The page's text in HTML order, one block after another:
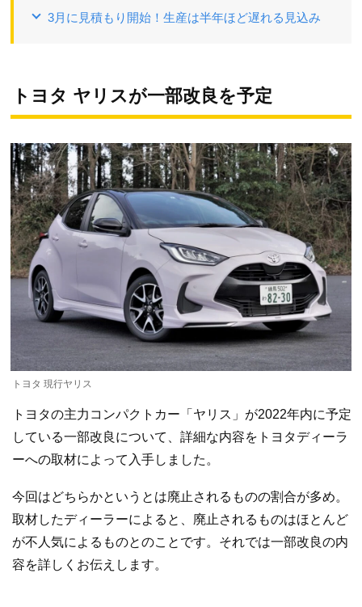
3月に見積もり開始！生産は半年ほど遅れる見込み
トヨタ ヤリスが一部改良を予定
トヨタ 現行ヤリス
トヨタの主力コンパクトカー「ヤリス」が2022年内に予定
している一部改良について、詳細な内容をトヨタディーラ
ーへの取材によって入手しました。
今回はどちらかというとは廃止されるものの割合が多め。
取材したディーラーによると、廃止されるものはほとんど
が不人気によるものとのことです。それでは一部改良の内
容を詳しくお伝えします。